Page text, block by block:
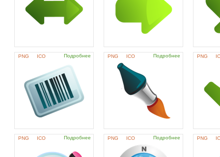
PNG ICO Подробнее PNG ICO Подробнее PNG
PNG ICO Подробнее PNG ICO Подробнее PNG